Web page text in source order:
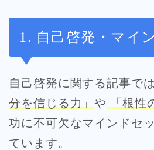
1. 自己啓発・マイ
自己啓発に関する記事では
分を信じる力」や 「根性
功に不可欠なマインドセ
ています。